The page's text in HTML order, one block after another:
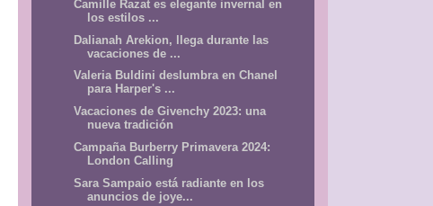
Camille Razat es elegante invernal en
los estilos ...
Dalianah Arekion, llega durante las
vacaciones de ...
Valeria Buldini deslumbra en Chanel
para Harper's ...
Vacaciones de Givenchy 2023: una
nueva tradición
Campaña Burberry Primavera 2024:
London Calling
Sara Sampaio está radiante en los
anuncios de joye...